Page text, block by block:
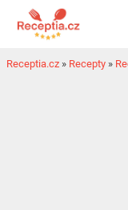
Receptia.cz » Recepty »